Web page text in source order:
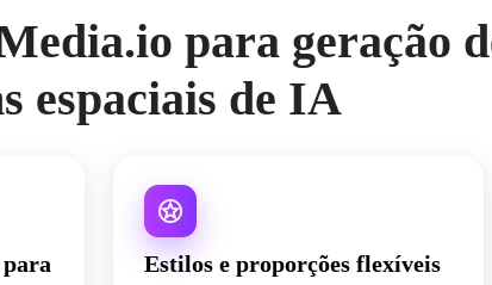
para geração
espaciais de IA
Estilos e proporções flexíveis